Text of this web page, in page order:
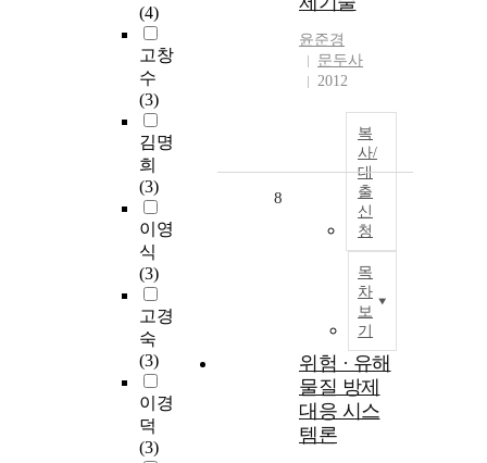
(4)
고창
수
(3)
김명
희
(3)
이영
식
(3)
고경
숙
(3)
이경
덕
(3)
윤준경
문두사
2012
복
사/
대
출
신
청
목
차
보
기
8
위험 · 유해
물질 방제
대응 시스
템론